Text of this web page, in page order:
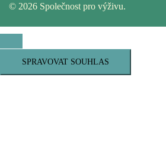
© 2026 Společnost pro výživu.
SPRAVOVAT SOUHLAS